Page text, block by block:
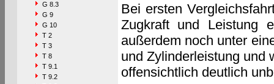
G 8.3
G 9
G 10
T 2
T 3
T 8
T 9.1
T 9.2
Bei ersten
Zugkraft und Leistung
außerdem noch unter
und Zylinderleistung und
offensichtlich deutlich